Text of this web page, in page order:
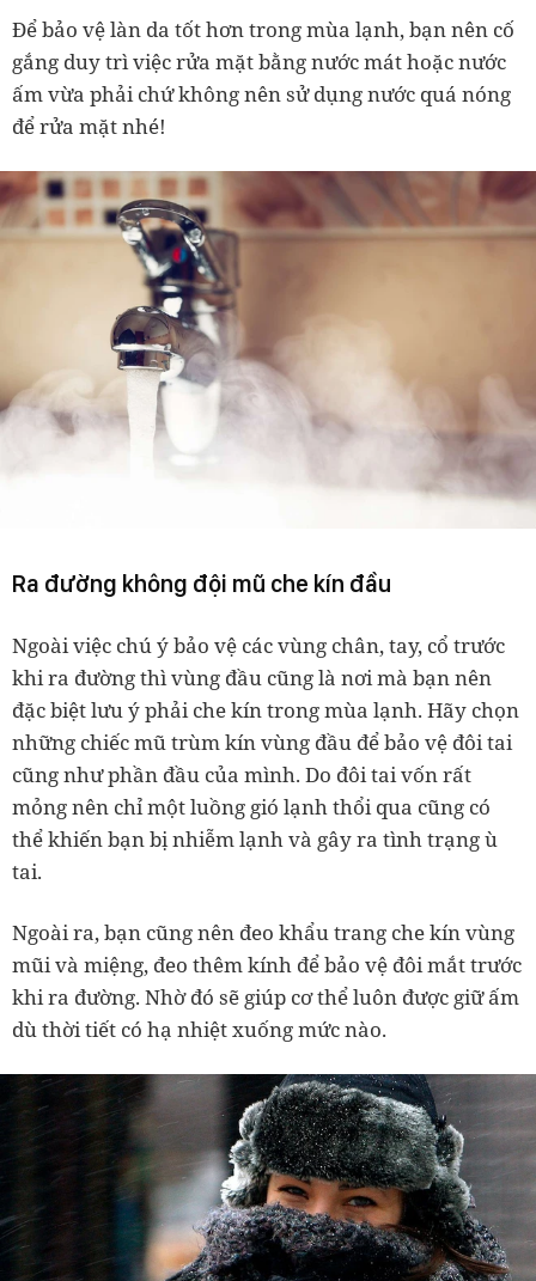
Để bảo vệ làn da tốt hơn trong mùa lạnh, bạn nên cố
gắng duy trì việc rửa mặt bằng nước mát hoặc nước
ấm vừa phải chứ không nên sử dụng nước quá nóng
để rửa mặt nhé!
Ra đường không đội mũ che kín đầu
Ngoài việc chú ý bảo vệ các vùng chân, tay, cổ trước
khi ra đường thì vùng đầu cũng là nơi mà bạn nên
đặc biệt lưu ý phải che kín trong mùa lạnh. Hãy chọn
những chiếc mũ trùm kín vùng đầu để bảo vệ đôi tai
cũng như phần đầu của mình. Do đôi tai vốn rất
mỏng nên chỉ một luồng gió lạnh thổi qua cũng có
thể khiến bạn bị nhiễm lạnh và gây ra tình trạng ù
tai.
Ngoài ra, bạn cũng nên đeo khẩu trang che kín vùng
mũi và miệng, đeo thêm kính để bảo vệ đôi mắt trước
khi ra đường. Nhờ đó sẽ giúp cơ thể luôn được giữ ấm
dù thời tiết có hạ nhiệt xuống mức nào.